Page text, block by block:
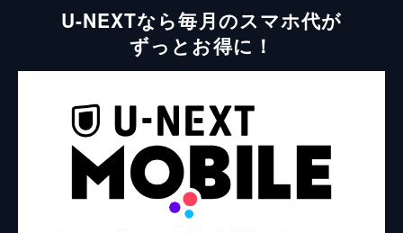
U-NEXTなら毎月のスマホ代が
ずっとお得に！